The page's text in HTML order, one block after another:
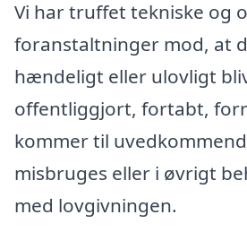
Vi har truffet tekniske og
foranstaltninger mod, at
hændeligt eller ulovligt
offentliggjort, fortabt,
kommer til
misbruges eller i øvrigt
med lovgivningen.